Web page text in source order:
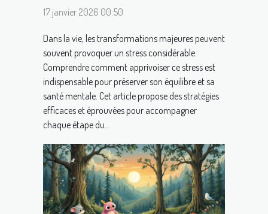
17 janvier 2026 00:50
Dans la vie, les transformations majeures peuvent
souvent provoquer un stress considérable.
Comprendre comment apprivoiser ce stress est
indispensable pour préserver son équilibre et sa
santé mentale. Cet article propose des stratégies
efficaces et éprouvées pour accompagner
chaque étape du...